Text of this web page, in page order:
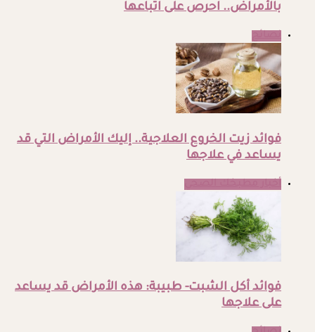
بالأمراض.. احرص على اتباعها
فوائد زيت الخروع العلاجية.. إليك الأمراض التي قد
يساعد في علاجها
فوائد أكل الشبت- طبيبة: هذه الأمراض قد يساعد
على علاجها